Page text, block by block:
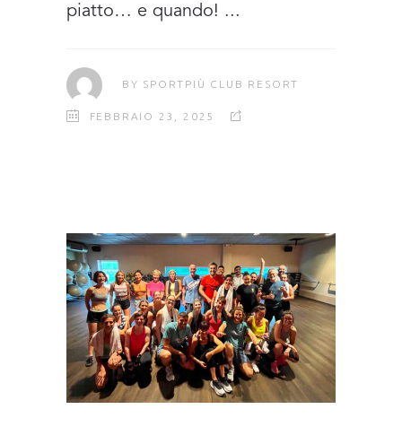
piatto… e quando!
BY SPORTPIÙ CLUB RESORT
FEBBRAIO 23, 2025